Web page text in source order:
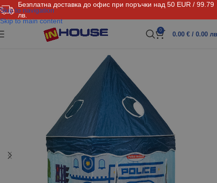
Безплатна доставка до офис при поръчки над 50 EUR / 99.79
лв.
Skip to navigation
Skip to main content
0
0.00 € / 0.00